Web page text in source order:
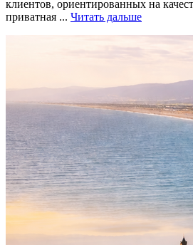
клиентов, ориентированных на
приватная ... Читать дальше